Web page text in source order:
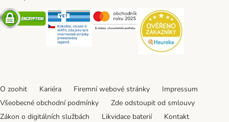
Security Security Security
O zoohit Kariéra Firemní webové stránky
Impressum
Všeobecné obchodní podmínky
Zde odstoupit od smlouvy
Zákon o digitálních službách
Likvidace baterií Kontakt